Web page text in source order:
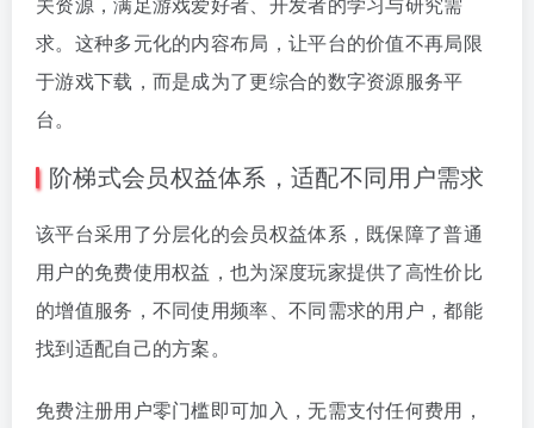
求。这种多元化的内容布局，让平台的价值不再局限
于游戏下载，而是成为了更综合的数字资源服务平
台。
阶梯式会员权益体系，适配不同用户需求
该平台采用了分层化的会员权益体系，既保障了普通
用户的免费使用权益，也为深度玩家提供了高性价比
的增值服务，不同使用频率、不同需求的用户，都能
找到适配自己的方案。
免费注册用户零门槛即可加入，无需支付任何费用，